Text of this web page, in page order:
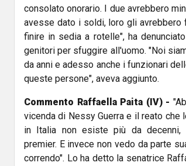
consolato onorario. I due avrebbero
avesse dato i soldi, loro gli
finire in sedia a rotelle", ha
genitori per sfuggire all'uomo. "Noi
da anni e adesso anche i funzionari
queste persone", aveva aggiunto.
Commento Raffaella Paita (IV) -
vicenda di Nessy Guerra e il reato
in Italia non esiste più da decenni,
premier. E invece non vedo da parte
correndo". Lo ha detto la senatrice